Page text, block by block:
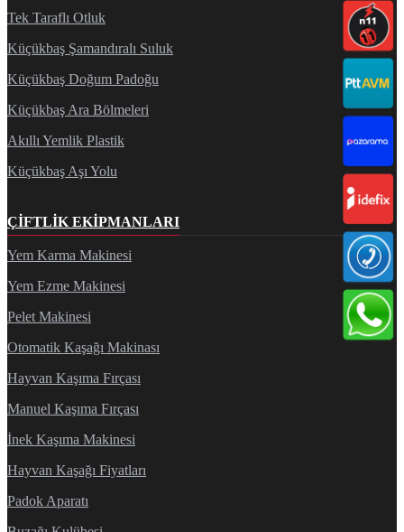
Tek Taraflı Otluk
Küçükbaş Şamandıralı Suluk
Küçükbaş Doğum Padoğu
Küçükbaş Ara Bölmeleri
Akıllı Yemlik Plastik
Küçükbaş Aşı Yolu
ÇIFTLIK EKIPMANLARI
Yem Karma Makinesi
Yem Ezme Makinesi
Pelet Makinesi
Otomatik Kaşağı Makinası
Hayvan Kaşıma Fırçası
Manuel Kaşıma Fırçası
İnek Kaşıma Makinesi
Hayvan Kaşağı Fiyatları
Padok Aparatı